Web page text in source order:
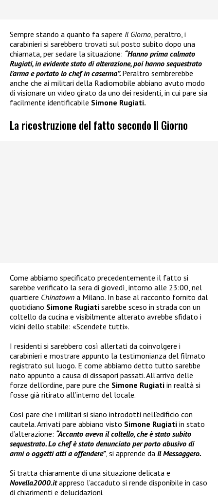
Sempre stando a quanto fa sapere Il Giorno, peraltro, i
carabinieri si sarebbero trovati sul posto subito dopo una
chiamata, per sedare la situazione: “Hanno prima calmato
Rugiati, in evidente stato di alterazione, poi hanno sequestrato
l’arma e portato lo chef in caserma”. Peraltro sembrerebbe
anche che ai militari della Radiomobile abbiano avuto modo
di visionare un video girato da uno dei residenti, in cui pare sia
facilmente identificabile Simone Rugiati.
La ricostruzione del fatto secondo Il Giorno
Come abbiamo specificato precedentemente il fatto si
sarebbe verificato la sera di giovedì, intorno alle 23:00, nel
quartiere Chinatown a Milano. In base al racconto fornito dal
quotidiano Simone Rugiati sarebbe sceso in strada con un
coltello da cucina e visibilmente alterato avrebbe sfidato i
vicini dello stabile: «Scendete tutti».
I residenti si sarebbero così allertati da coinvolgere i
carabinieri e mostrare appunto la testimonianza del filmato
registrato sul luogo. E come abbiamo detto tutto sarebbe
nato appunto a causa di dissapori passati. All’arrivo delle
forze dell’ordine, pare pure che Simone Rugiati in realtà si
fosse già ritirato all’interno del locale.
Così pare che i militari si siano introdotti nell’edificio con
cautela. Arrivati pare abbiano visto Simone Rugiati in stato
d’alterazione: “Accanto aveva il coltello, che è stato subito
sequestrato. Lo chef è stato denunciato per porto abusivo di
armi o oggetti atti a offendere”, si apprende da Il Messaggero.
Si tratta chiaramente di una situazione delicata e
Novella2000.itappreso l’accaduto si rende disponibile in caso
di chiarimenti e delucidazioni.